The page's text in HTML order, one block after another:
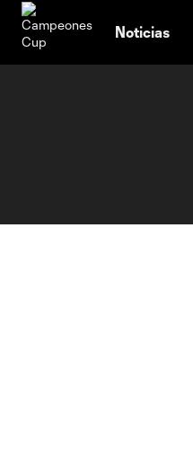
Noticias